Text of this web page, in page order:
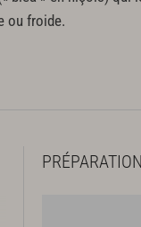
ou froide.
PRÉPARATION